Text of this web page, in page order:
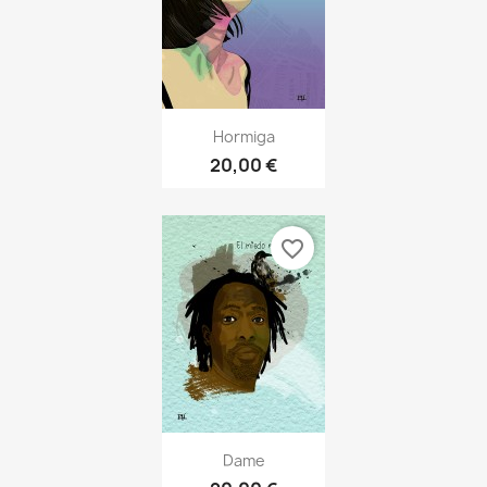
Hormiga
20,00 €
Dame
favorite_border